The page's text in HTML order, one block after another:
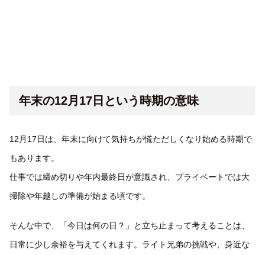
年末の12月17日という時期の意味
12月17日は、年末に向けて気持ちが慌ただしくなり始める時期で
もあります。
仕事では締め切りや年内最終日が意識され、プライベートでは大
掃除や年越しの準備が始まる頃です。
そんな中で、「今日は何の日？」と立ち止まって考えることは、
日常に少し余裕を与えてくれます。ライト兄弟の挑戦や、身近な